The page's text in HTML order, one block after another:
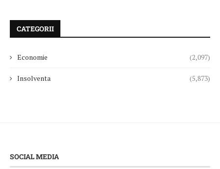
CATEGORII
Economie (2,097)
Insolventa (5,873)
SOCIAL MEDIA